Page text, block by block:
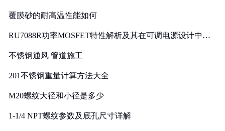
覆膜砂的耐高温性能如何
RU7088R功率MOSFET特性解析及其在可调电源设计中的
不锈钢通风 管道施工
201不锈钢重量计算方法大全
M20螺纹大径和小径是多少
1-1/4 NPT螺纹参数及底孔尺寸详解